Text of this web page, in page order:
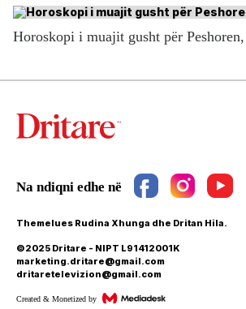
Horoskopi i muajit gusht për
Themelues Rudina Xhunga dhe Dritan Hila.
©2025 Dritare - NIPT L91412001K
marketing.dritare@gmail.com
dritaretelevizion@gmail.com
Created & Monetized by